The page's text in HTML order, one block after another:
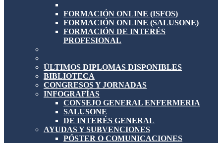
FORMACIÓN ONLINE (ISFOS)
FORMACIÓN ONLINE (SALUSONE)
FORMACIÓN DE INTERÉS
PROFESIONAL
ÚLTIMOS DIPLOMAS DISPONIBLES
BIBLIOTECA
CONGRESOS Y JORNADAS
INFOGRAFÍAS
CONSEJO GENERAL ENFERMERIA
SALUSONE
DE INTERÉS GENERAL
AYUDAS Y SUBVENCIONES
PÓSTER O COMUNICACIONES